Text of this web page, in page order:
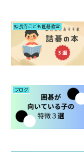
妙長寺こども囲碁教室
ブログ